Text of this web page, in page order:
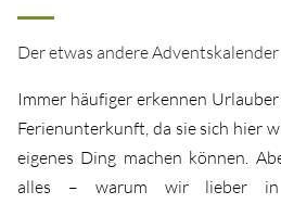
Der etwas andere Adventskalender
Immer häufiger erkennen
Ferienunterkunft, da sie sich hier
eigenes Ding machen können.
alles – warum wir lieber in